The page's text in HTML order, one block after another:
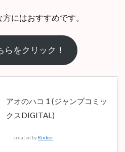
にはおすすめです。
をクリック！
アオのハコ 1 (ジャンプコミッ
クスDIGITAL)
created by Rinker